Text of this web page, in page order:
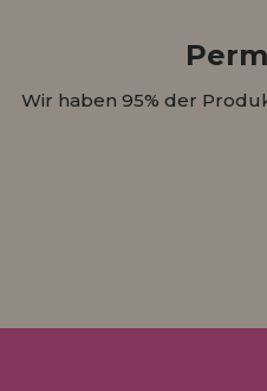
Wir haben 95% der